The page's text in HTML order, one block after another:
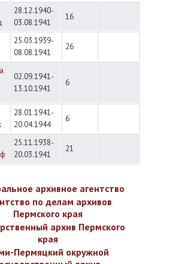
28.12.1940-
03.08.1941
16
25.03.1939-
08.08.1941
26
02.09.1941-
13.10.1941
6
28.01.1941-
20.04.1944
6
25.11.1938-
20.03.1941
21
архивное агентство
по делам архивов
Пермского края
архив Пермского
края
Пермяцкий окружной